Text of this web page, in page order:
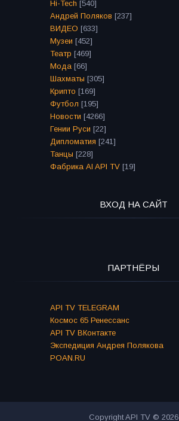
Hi-Tech [540]
Андрей Поляков [237]
ВИДЕО [633]
Музеи [452]
Театр [469]
Мода [66]
Шахматы [305]
Крипто [169]
Футбол [195]
Новости [4266]
Гении Руси [22]
Дипломатия [241]
Танцы [228]
Фабрика AI API TV [19]
ВХОД НА САЙТ
ПАРТНЁРЫ
API TV TELEGRAM
Космос 65 Ренессанс
API TV ВКонтакте
Экспедиция Андрея Полякова
POAN.RU
Copyright API TV © 2026